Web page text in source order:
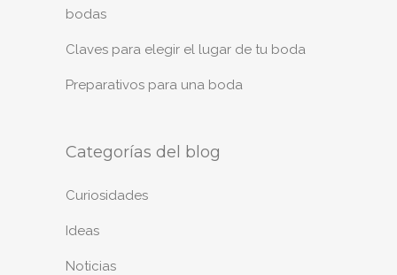
bodas
Claves para elegir el lugar de tu boda
Preparativos para una boda
Categorías del blog
Curiosidades
Ideas
Noticias